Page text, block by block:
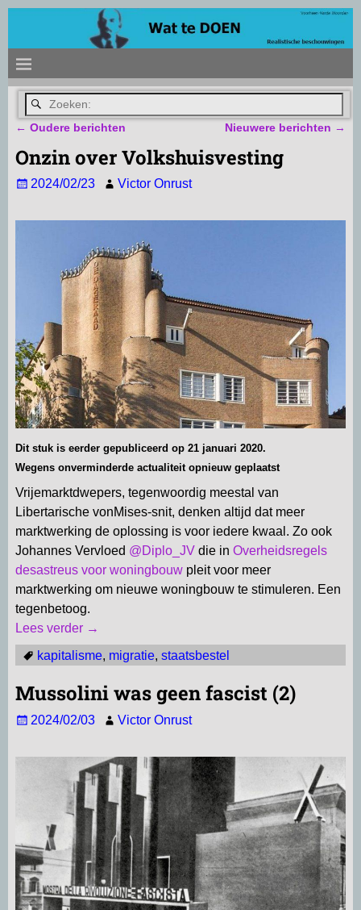
← Oudere berichten Nieuwere berichten →
Onzin over Volkshuisvesting
2024/02/23 Victor Onrust
Dit stuk is eerder gepubliceerd op 21 januari 2020.
Wegens onverminderde actualiteit opnieuw geplaatst
Vrijemarktdwepers, tegenwoordig meestal van
Libertarische vonMises-snit, denken altijd dat meer
marktwerking de oplossing is voor iedere kwaal. Zo ook
Johannes Vervloed @Diplo_JVdie in Overheidsregels
desastreus voor woningbouwpleit voor meer
marktwerking om nieuwe woningbouw te stimuleren. Een
tegenbetoog.
Lees verder →
kapitalisme, migratie, staatsbestel
Mussolini was geen fascist (2)
2024/02/03 Victor Onrust